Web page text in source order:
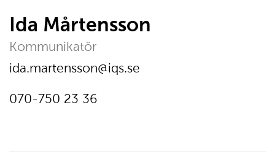
Ida Mårtensson
Kommunikatör
E-post:
ida.martensson@iqs.se
Telefon:
Ring
070-750 23 36